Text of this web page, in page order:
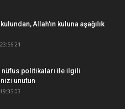
Allah'ın kuluna aşağılık
nüfus politikaları ile ilgili
unutun